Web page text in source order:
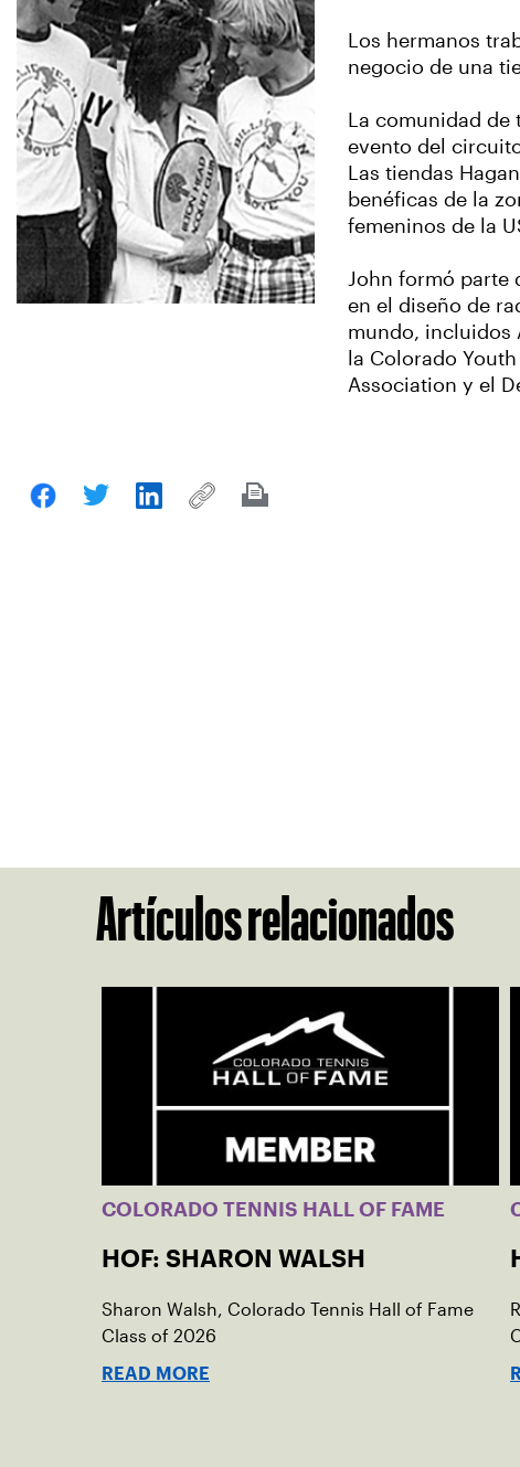
Los hermanos
negocio de una
La comunidad de
evento del
Las tiendas
benéficas de la
femeninos de la
John formó parte
en el diseño de
mundo, incluidos
la Colorado
Association y el
Artículos relacionados
COLORADO TENNIS HALL OF FAME
HOF: SHARON WALSH
Sharon Walsh, Colorado Tennis Hall of Fame
Class of 2026
READ MORE